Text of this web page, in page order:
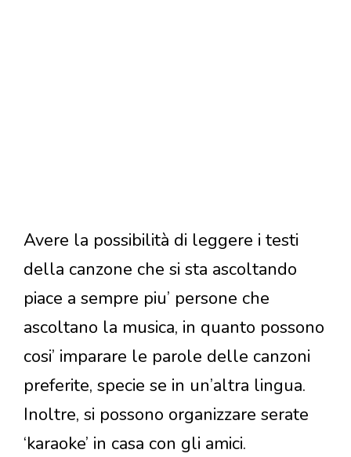
Avere la possibilità di leggere i testi
della canzone che si sta ascoltando
piace a sempre piu’ persone che
ascoltano la musica, in quanto possono
cosi’ imparare le parole delle canzoni
preferite, specie se in un’altra lingua.
Inoltre, si possono organizzare serate
‘karaoke’ in casa con gli amici.